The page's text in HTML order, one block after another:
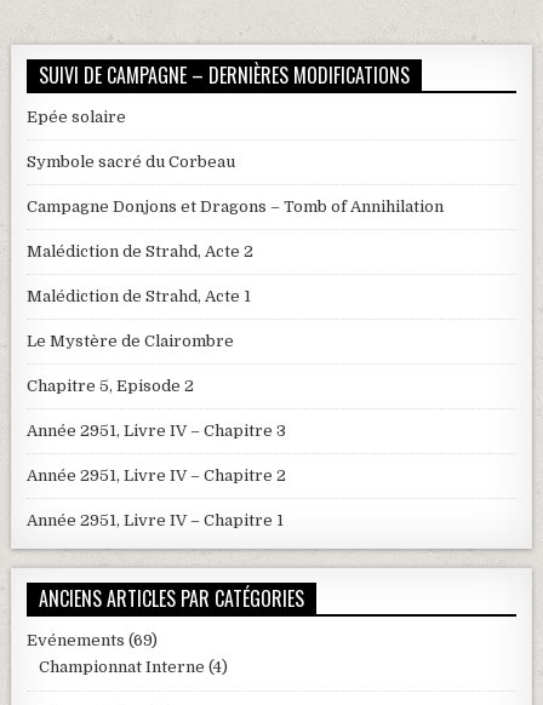
SUIVI DE CAMPAGNE – DERNIÈRES MODIFICATIONS
Epée solaire
Symbole sacré du Corbeau
Campagne Donjons et Dragons – Tomb of Annihilation
Malédiction de Strahd, Acte 2
Malédiction de Strahd, Acte 1
Le Mystère de Clairombre
Chapitre 5, Episode 2
Année 2951, Livre IV – Chapitre 3
Année 2951, Livre IV – Chapitre 2
Année 2951, Livre IV – Chapitre 1
ANCIENS ARTICLES PAR CATÉGORIES
Evénements (69)
Championnat Interne (4)